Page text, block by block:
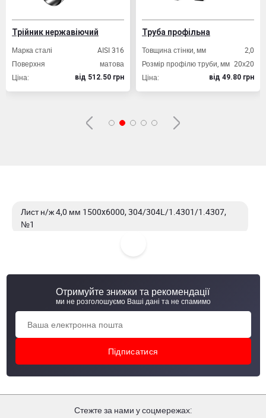
Трійник нержавіючий
Марка сталі
AISI 316
Поверхня
матова
Ціна:
вiд 512.50 грн
Труба профільна
Товщина стінки, мм
2,0
Розмір профілю труби, мм 20х20
Ціна:
вiд 49.80 грн
Лист н/ж 4,0 мм 1500x6000, 304/304L/1.4301/1.4307,
№1
Лист н/ж 4,0 мм 1500x3000, 321/1.4541, №1
Лист н/ж 4,0 мм 1500x3000, 430/1.4016, №1
Отримуйте знижки та рекомендації
ми не розголошуємо Ваші дані та не спамимо
Стежте за нами у соцмережах: